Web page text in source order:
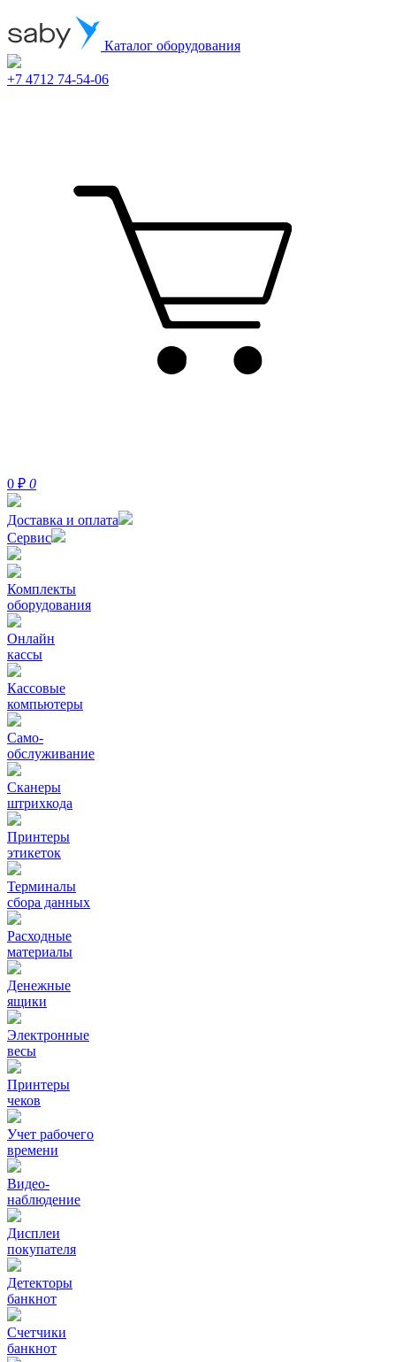
Каталог оборудования
+7 4712 74-54-06
0 ₽ 0
Доставка и оплата
Сервис
Комплекты
оборудования
Онлайн
кассы
Кассовые
компьютеры
Само-
обслуживание
Сканеры
штрихкода
Принтеры
этикеток
Терминалы
сбора данных
Расходные
материалы
Денежные
ящики
Электронные
весы
Принтеры
чеков
Учет рабочего
времени
Видео‑
наблюдение
Дисплеи
покупателя
Детекторы
банкнот
Счетчики
банкнот